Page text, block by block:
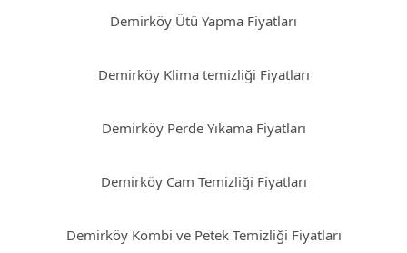
Demirköy Ütü Yapma Fiyatları
Demirköy Klima temizliği Fiyatları
Demirköy Perde Yıkama Fiyatları
Demirköy Cam Temizliği Fiyatları
Demirköy Kombi ve Petek Temizliği Fiyatları